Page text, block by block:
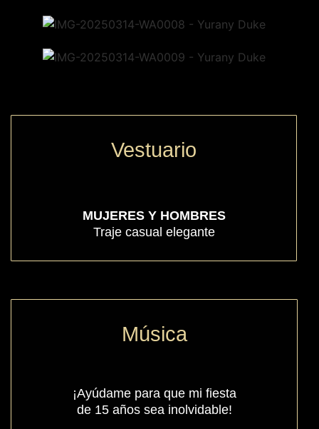
Vestuario
MUJERES Y HOMBRES
Traje casual elegante
Música
¡Ayúdame para que mi fiesta
de 15 años sea inolvidable!